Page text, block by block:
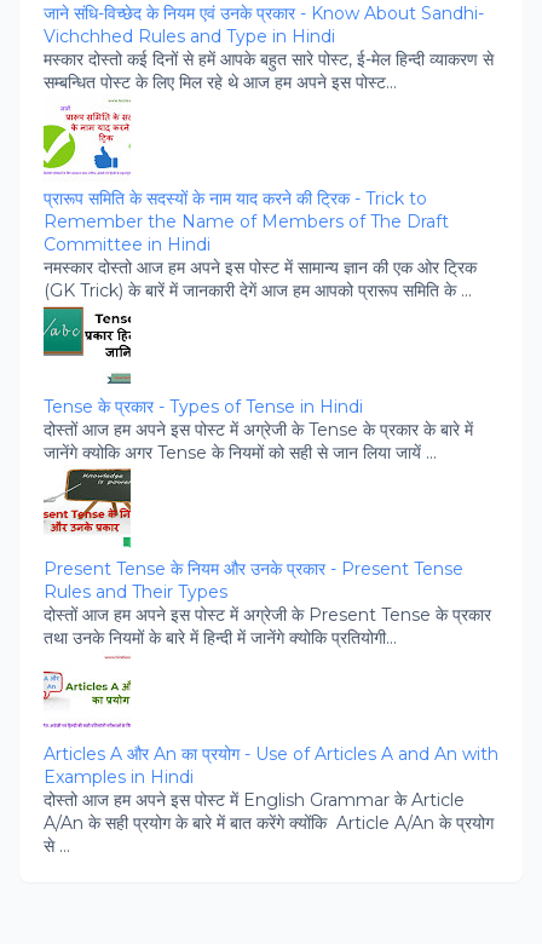
जाने संधि-विच्‍छेद के नियम एवं उनके प्रकार - Know About Sandhi-
Vichchhed Rules and Type in Hindi
मस्‍कार दोस्‍तो कई दिनों से हमें आपके बहुत सारे पोस्‍ट, ई-मेल हिन्‍दी व्‍याकरण से
सम्‍बन्धित पोस्‍ट के लिए मिल रहे थे आज हम अपने इस पोस्‍ट...
प्रारूप समिति के सदस्‍यों के नाम याद करने की ट्रिक - Trick to
Remember the Name of Members of The Draft
Committee in Hindi
नमस्‍कार दोस्‍तो आज हम अपने इस पोस्‍ट में सामान्‍य ज्ञान की एक ओर ट्रिक
(GK Trick) के बारें में जानकारी देगें आज हम आपको प्रारूप समिति के ...
Tense के प्रकार - Types of Tense in Hindi
दोस्‍तों आज हम अपने इस पोस्‍ट में अग्रेजी के Tense के प्रकार के बारे में
जानेंगे क्‍योकि अगर Tense के नियमों को सही से जान लिया जायें ...
Present Tense के नियम और उनके प्रकार - Present Tense
Rules and Their Types
दोस्‍तों आज हम अपने इस पोस्‍ट में अग्रेजी के Present Tense के प्रकार
तथा उनके नियमों के बारे में हिन्‍दी में जानेंगे क्‍योकि प्रतियोगी...
Articles A और An का प्रयोग - Use of Articles A and An with
Examples in Hindi
दोस्‍तो आज हम अपने इस पोस्‍ट में English Grammar के Article
A/An के सही प्रयोग के बारे में बात करेंगे क्‍योंकि Article A/An के प्रयोग
से ...